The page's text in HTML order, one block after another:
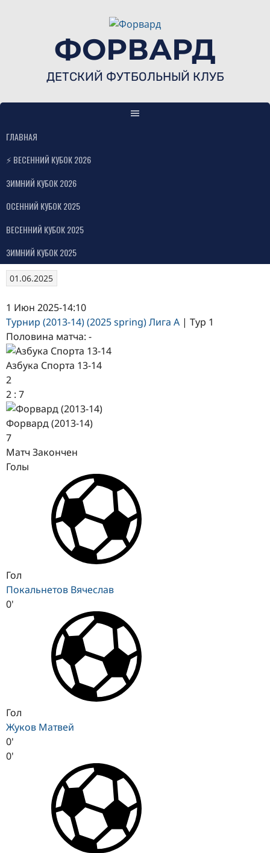
ФОРВАРД
ДЕТСКИЙ ФУТБОЛЬНЫЙ КЛУБ
ГЛАВНАЯ
⚡ ВЕСЕННИЙ КУБОК 2026
ЗИМНИЙ КУБОК 2026
ОСЕННИЙ КУБОК 2025
ВЕСЕННИЙ КУБОК 2025
ЗИМНИЙ КУБОК 2025
01.06.2025
1 Июн 2025-14:10
Турнир (2013-14) (2025 spring) Лига А | Тур 1
Половина матча: -
Азбука Спорта 13-14
2
2 : 7
Форвард (2013-14)
7
Матч Закончен
Голы
Гол
Покальнетов Вячеслав
0'
Гол
Жуков Матвей
0'
0'